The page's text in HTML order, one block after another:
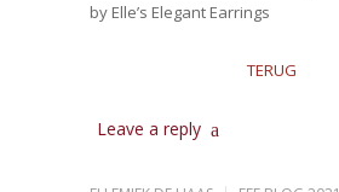
by Elle’s Elegant Earrings
TERUG
Leave a reply